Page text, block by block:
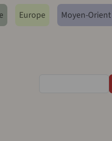
Europe Moyen-Orient